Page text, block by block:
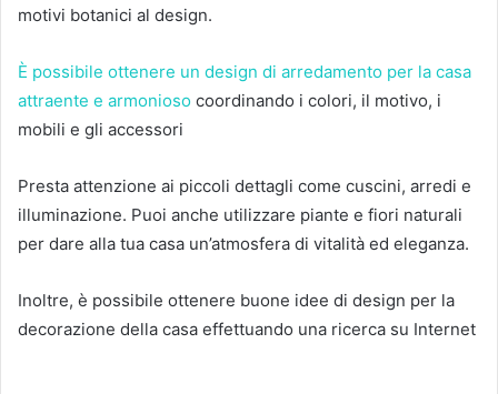
motivi botanici al design.
È possibile ottenere un design di arredamento per la casa
attraente e armonioso coordinando i colori, il motivo, i
mobili e gli accessori
Presta attenzione ai piccoli dettagli come cuscini, arredi e
illuminazione. Puoi anche utilizzare piante e fiori naturali
per dare alla tua casa un’atmosfera di vitalità ed eleganza.
Inoltre, è possibile ottenere buone idee di design per la
decorazione della casa effettuando una ricerca su Internet